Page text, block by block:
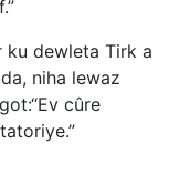
ku dewleta Tirk a
niha lewaz
cûre